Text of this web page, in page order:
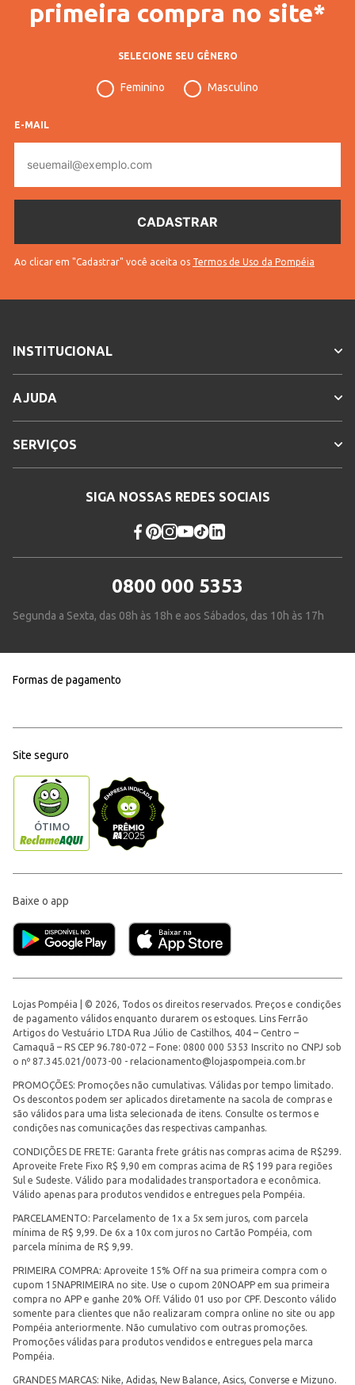
primeira compra no site*
SELECIONE SEU GÊNERO
Feminino Masculino
E-MAIL
mail
Ao clicar em "Cadastrar" você aceita os Termos de Uso da Pompéia
INSTITUCIONAL
AJUDA
SERVIÇOS
SIGA NOSSAS REDES SOCIAIS
0800 000 5353
Segunda a Sexta, das 08h às 18h e aos Sábados, das 10h às 17h
Formas de pagamento
Site seguro
Baixe o app
Lojas Pompéia | © 2026, Todos os direitos reservados. Preços e condições
de pagamento válidos enquanto durarem os estoques. Lins Ferrão
Artigos do Vestuário LTDA Rua Júlio de Castilhos, 404 – Centro –
Camaquã – RS CEP 96.780-072 – Fone: 0800 000 5353 Inscrito no CNPJ sob
o nº 87.345.021/0073-00 - relacionamento@lojaspompeia.com.br
PROMOÇÕES: Promoções não cumulativas. Válidas por tempo limitado.
Os descontos podem ser aplicados diretamente na sacola de compras e
são válidos para uma lista selecionada de itens. Consulte os termos e
condições nas comunicações das respectivas campanhas.
CONDIÇÕES DE FRETE: Garanta frete grátis nas compras acima de R$299.
Aproveite Frete Fixo R$ 9,90 em compras acima de R$ 199 para regiões
Sul e Sudeste. Válido para modalidades transportadora e econômica.
Válido apenas para produtos vendidos e entregues pela Pompéia.
PARCELAMENTO: Parcelamento de 1x a 5x sem juros, com parcela
mínima de R$ 9,99. De 6x a 10x com juros no Cartão Pompéia, com
parcela mínima de R$ 9,99.
PRIMEIRA COMPRA: Aproveite 15% Off na sua primeira compra com o
cupom 15NAPRIMEIRA no site. Use o cupom 20NOAPP em sua primeira
compra no APP e ganhe 20% Off. Válido 01 uso por CPF. Desconto válido
somente para clientes que não realizaram compra online no site ou app
Pompéia anteriormente. Não cumulativo com outras promoções.
Promoções válidas para produtos vendidos e entregues pela marca
Pompéia.
GRANDES MARCAS: Nike, Adidas, New Balance, Asics, Converse e Mizuno.